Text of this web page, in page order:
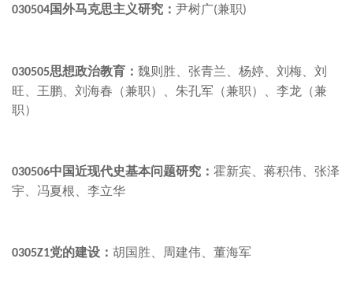
030504国外马克思主义研究： 尹树广(兼职)
030505思想政治教育： 魏则胜、张青兰、杨婷、刘梅、刘
旺、 王鹏、 刘海春（兼职）、朱孔军（兼职）、李龙（兼
职）
030506中国近现代史基本问题研究： 霍新宾、蒋积伟、张泽
宇、冯夏根、李立华
0305Z1党的建设： 胡国胜、周建伟、董海军